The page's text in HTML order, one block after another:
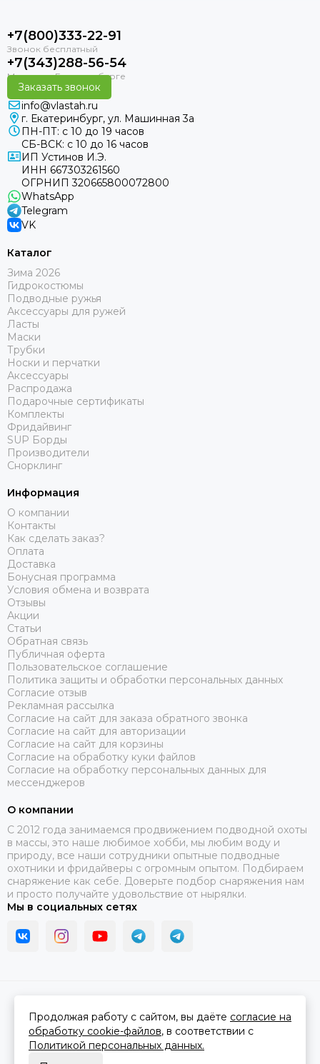
+7(800)333-22-91
+7(343)288-56-54
Заказать звонок
info@vlastah.ru
г. Екатеринбург, ул. Машинная 3а
ПН-ПТ: с 10 до 19 часов
СБ-ВСК: с 10 до 16 часов
ИП Устинов И.Э.
ИНН 667303261560
ОГРНИП 320665800072800
WhatsApp
Telegram
VK
Каталог
Зима 2026
Гидрокостюмы
Подводные ружья
Аксессуары для ружей
Ласты
Маски
Трубки
Носки и перчатки
Аксессуары
Распродажа
Подарочные сертификаты
Комплекты
Фридайвинг
SUP Борды
Производители
Снорклинг
Информация
О компании
Контакты
Как сделать заказ?
Оплата
Доставка
Бонусная программа
Условия обмена и возврата
Отзывы
Акции
Статьи
Обратная связь
Публичная оферта
Пользовательское соглашение
Политика защиты и обработки персональных данных
Согласие отзыв
Рекламная рассылка
Согласие на сайт для заказа обратного звонка
Согласие на сайт для авторизации
Согласие на сайт для корзины
Согласие на обработку куки файлов
Согласие на обработку персональных данных для
мессенджеров
О компании
C 2012 года занимаемся продвижением подводной охоты
в массы, это наше любимое хобби, мы любим воду и
природу, все наши сотрудники опытные подводные
охотники и фридайверы с огромным опытом. Подбираем
снаряжение как себе. Доверьте подбор снаряжения нам
и просто получайте удовольствие от нырялки.
Мы в социальных сетях
Сделано вMOSK.STUDIOдля платформыInSales
Продолжая работу с сайтом, вы даёте согласие на
обработку cookie-файлов, в соответствии с
Политикой персональных данных.